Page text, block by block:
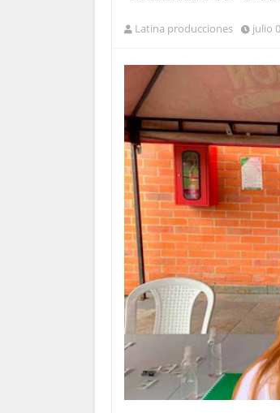
Latina producciones julio